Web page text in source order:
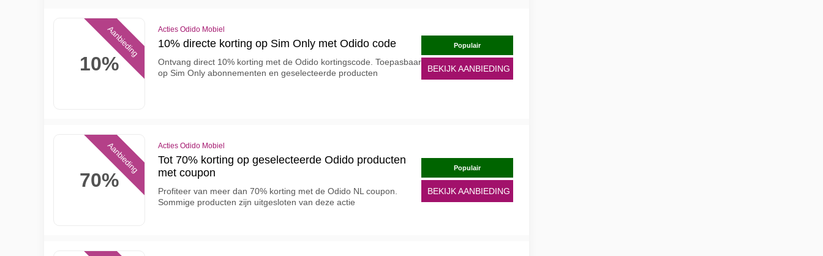
10%
Aanbieding Acties Odido Mobiel
10% directe korting op Sim Only met Odido code
Ontvang direct 10% korting met de Odido kortingscode. Toepasbaar
op Sim Only abonnementen en geselecteerde producten
Populair
BEKIJK AANBIEDING
70%
Aanbieding Acties Odido Mobiel
Tot 70% korting op geselecteerde Odido producten
met coupon
Profiteer van meer dan 70% korting met de Odido NL coupon.
Sommige producten zijn uitgesloten van deze actie
Populair
BEKIJK AANBIEDING